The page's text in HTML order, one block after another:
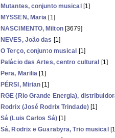
Mutantes, conjunto musical [1]
MYSSEN, Maria [1]
NASCIMENTO, Milton[3679]
NEVES, João das [1]
O Terço, conjunto musical [1]
Palácio das Artes, centro cultural [1]
Pera, Marilia [1]
PÉRSI, Mirian [1]
RGE (Rio Grande Energia),
Rodrix (José Rodrix Trindade)[1]
Sá (Luis Carlos Sá)[1]
Sá, Rodrix e Guarabyra, Trio musical